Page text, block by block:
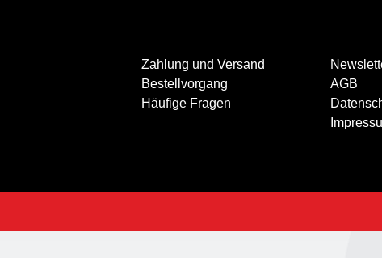
Zahlung und Versand
Bestellvorgang
Häufige Fragen
AGB